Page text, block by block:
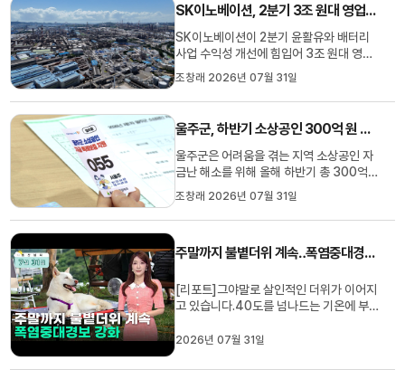
에서 모두 탈락한 울산은 리그 성적에 집중
하겠다고 밝힌 가운데, 이번 ...
SK이노베이션, 2분기 3조 원대 영업이익
SK이노베이션이 2분기 윤활유와 배터리
사업 수익성 개선에 힘입어 3조 원대 영업
이익을 달성했습니다.SK이노베이션은 2
분기 매출액 29조 1천572억 원, 영업이익
3조 4천873억 원을 달성했다고 잠정 공
승세가 완화되면서 시황도 다소 둔화하겠
지만, 시황 변화에 맞춘 탄력적인 운영으...
조창래 2026년 07월 31일
울주군, 하반기 소상공인 300억 원 특례보증 지원
울주군은 어려움을 겪는 지역 소상공인 자
금난 해소를 위해 올해 하반기 총 300억
원 규모의 특례보증을 지원합니다.이번 사
업은 업체당 최대 8천만 원 대출과 함께 2
년간 연 3%의 이차보전을 지원하는 것으
라질 수 있습니다.울주군은 앞서 상반기 1
조창래 2026년 07월 31일
주말까지 불볕더위 계속‥폭염중대경보 강화
[리포트]그야말로 살인적인 더위가 이어지
고 있습니다.40도를 넘나드는 기온에 부
요.밤사이에도 열기가 식지 못하면서 열흘
못 드는 더위는 주말 내내 이어지겠는데요.
2026년 07월 31일